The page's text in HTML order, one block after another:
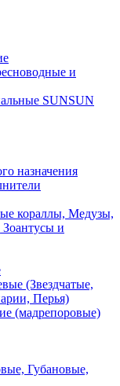
и
SUNSUN
назначения
кораллы, Медузы,
и
(Звездчатые,
Перья)
(мадрепоровые)
Губановые,